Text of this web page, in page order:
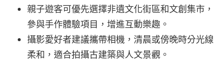
親子遊客可優先選擇非遺文化街區和文創集市，
參與手作體驗項目，增進互動樂趣。
攝影愛好者建議攜帶相機，清晨或傍晚時分光線
柔和，適合拍攝古建築與人文景觀。